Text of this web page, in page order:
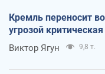
Кремль переносит
угрозой
Виктор Ягун 9,8 т.